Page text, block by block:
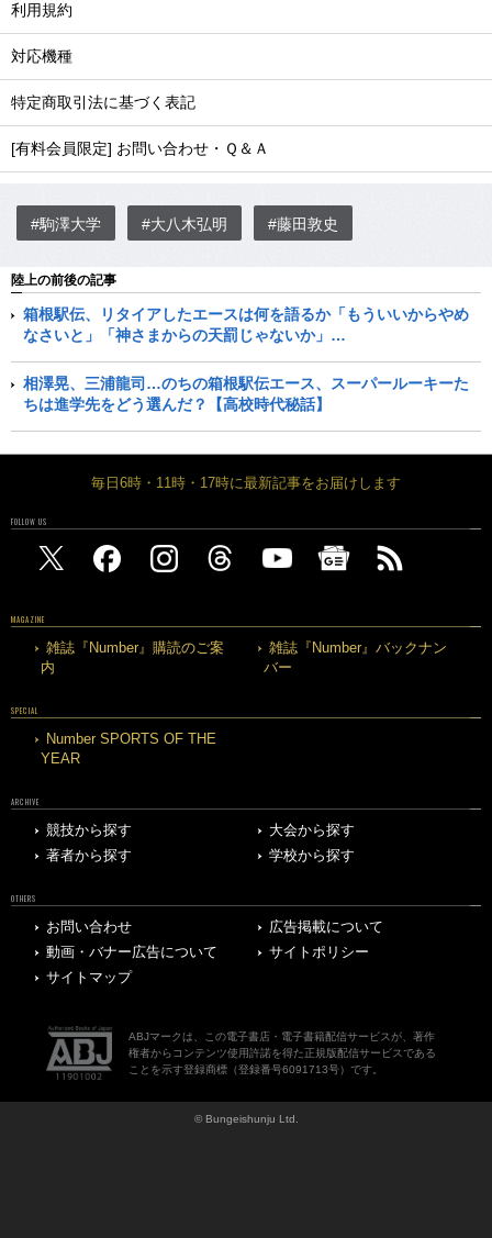
利用規約
対応機種
特定商取引法に基づく表記
[有料会員限定] お問い合わせ・Ｑ＆Ａ
#駒澤大学 #大八木弘明 #藤田敦史
陸上の前後の記事
箱根駅伝、リタイアしたエースは何を語るか「もういいからやめ
なさいと」「神さまからの天罰じゃないか」…
相澤晃、三浦龍司…のちの箱根駅伝エース、スーパールーキーた
ちは進学先をどう選んだ？【高校時代秘話】
毎日6時・11時・17時に最新記事をお届けします
FOLLOW US
MAGAZINE
雑誌『Number』購読のご案
内
雑誌『Number』バックナン
バー
SPECIAL
Number SPORTS OF THE
YEAR
ARCHIVE
競技から探す
大会から探す
著者から探す
学校から探す
OTHERS
お問い合わせ
広告掲載について
動画・バナー広告について
サイトポリシー
サイトマップ
ABJマークは、この電子書店・電子書籍配信サービスが、著作
権者からコンテンツ使用許諾を得た正規版配信サービスである
ことを示す登録商標（登録番号6091713号）です。
© Bungeishunju Ltd.